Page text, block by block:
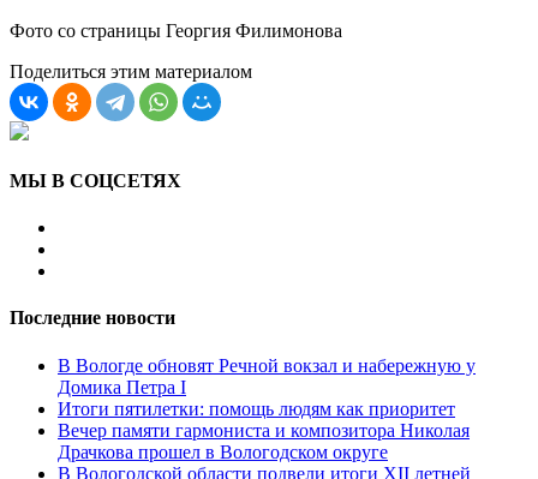
Фото со страницы Георгия Филимонова
Поделиться этим материалом
МЫ В СОЦСЕТЯХ
Последние новости
В Вологде обновят Речной вокзал и набережную у
Домика Петра I
Итоги пятилетки: помощь людям как приоритет
Вечер памяти гармониста и композитора Николая
Драчкова прошел в Вологодском округе
В Вологодской области подвели итоги XII летней